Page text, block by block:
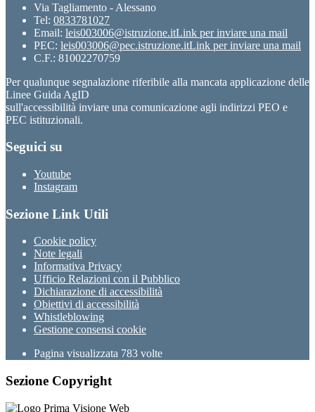
Via Tagliamento - Alessano
Tel: 0833781027
Email: leis003006@istruzione.itLink per inviare una mail
PEC: leis003006@pec.istruzione.itLink per inviare una mail
C.F.: 81002270759
Per qualunque segnalazione riferibile alla mancata applicazione delle
Linee Guida AgID
sull'accessibilità inviare una comunicazione agli indirizzi PEO e
PEC istituzionali.
Seguici su
Youtube
Instagram
Sezione Link Utili
Cookie policy
Note legali
Informativa Privacy
Ufficio Relazioni con il Pubblico
Dichiarazione di accessibilità
Obiettivi di accessibilità
Whistleblowing
Gestione consensi cookie
Pagina visualizzata 783 volte
Sezione Copyright